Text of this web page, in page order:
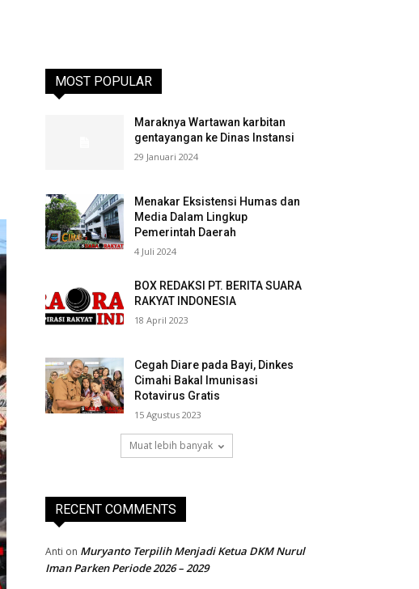
MOST POPULAR
Maraknya Wartawan karbitan
gentayangan ke Dinas Instansi
29 Januari 2024
Menakar Eksistensi Humas dan
Media Dalam Lingkup
Pemerintah Daerah
4 Juli 2024
BOX REDAKSI PT. BERITA SUARA
RAKYAT INDONESIA
18 April 2023
Cegah Diare pada Bayi, Dinkes
Cimahi Bakal Imunisasi
Rotavirus Gratis
15 Agustus 2023
Muat lebih banyak
RECENT COMMENTS
Anti on Muryanto Terpilih Menjadi Ketua DKM Nurul
Iman Parken Periode 2026 – 2029